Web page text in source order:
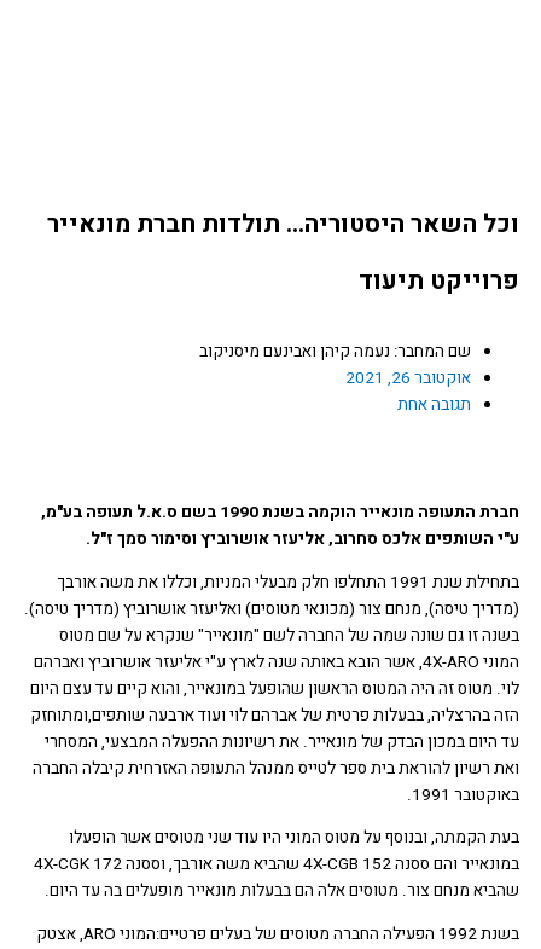
c
e
k
u
t
u
b
השאר היסטוריה… תולדות חברת מונאייר
תיעוד
שם המחבר: נעמה קיהן ואבינעם מיסניקוב
אוקטובר 26, 2021
תגובה אחת
חברת התעופה מונאייר הוקמה בשנת 1990 בשם ס.א.ל תעופה בע"מ,
השותפים אלכס סחרוב, אליעזראושרוביץ וסימור סמך ז"ל.
בתחילת שנת 1991 התחלפו חלק מבעלי המניות, וכללו את משה אורבך
טיסה), מנחם צור (מכונאי מטוסים) ואליעזר אושרוביץ (מדריך טיסה).
זו גם שונה שמה של החברה לשם "מונאייר" שנקרא על שם מטוס
המוני 4X-ARO, אשר הובא באותה שנה לארץ ע"י אליעזר אושרוביץ ואברהם
מטוס זה היה המטוס הראשון שהופעל במונאייר, והוא קיים עד עצם היום
בהרצליה, בבעלות פרטית של אברהם לוי ועוד ארבעה שותפים,ומתוחזק
במכון הבדק של מונאייר. את רשיונות ההפעלה המבצעי, המסחרי
רשיון להוראת בית ספר לטייס ממנהל התעופה האזרחית קיבלה החברה
1991.
הקמתה, ובנוסף על מטוס המוני היו עוד שני מטוסים אשר הופעלו
במונאייר והם ססנה 152 4X-CGB שהביא משה אורבך, וססנה 172 4X-CGK
מנחם צור. מטוסים אלה הם בבעלות מונאייר מופעלים בה עד היום.
בשנת 1992 הפעילה החברה מטוסים של בעלים פרטיים:המוני ARO, אצטק